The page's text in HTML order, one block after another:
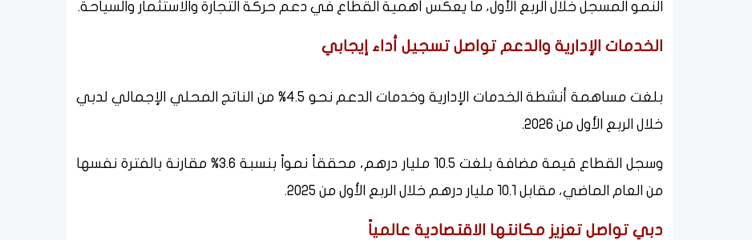
النمو المسجل خلال الربع الأول، ما يعكس أهمية القطاع في دعم حركة التجارة والاستثمار والسياحة.
الخدمات الإدارية والدعم تواصل تسجيل أداء إيجابي
بلغت مساهمة أنشطة الخدمات الإدارية وخدمات الدعم نحو 4.5% من الناتج المحلي الإجمالي لدبي
خلال الربع الأول من 2026.
وسجل القطاع قيمة مضافة بلغت 10.5 مليار درهم، محققاً نمواً بنسبة 3.6% مقارنة بالفترة نفسها
من العام الماضي، مقابل 10.1 مليار درهم خلال الربع الأول من 2025.
دبي تواصل تعزيز مكانتها الاقتصادية عالمياً